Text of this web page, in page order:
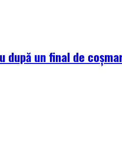
după un final de